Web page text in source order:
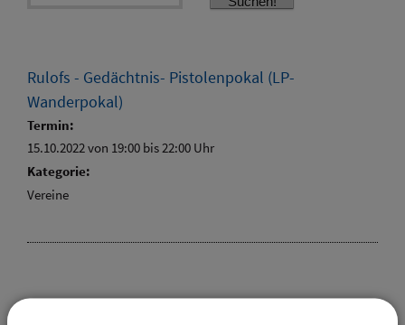
Rulofs - Gedächtnis- Pistolenpokal (LP-
Wanderpokal)
Termin:
15.10.2022 von 19:00 bis 22:00 Uhr
Kategorie:
Vereine